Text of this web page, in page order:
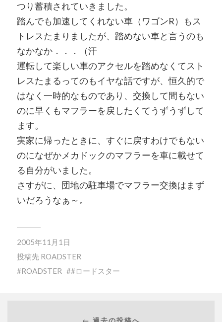
つり蓄積されていきました。
踏んでも加速してくれない車（ワゴンR）もス
トレスたまりましたが、踏めない車と言うのも
なかなか．．．（汗
運転して楽しい車のアクセルを踏めなくてスト
レスたまるってのもイヤな話ですが、恒久的で
はなく一時的なものであり、交換して間もない
のに早くもマフラーを戻したくてうずうずして
ます。
実家に帰ったときに、すぐに戻すわけでもない
のになぜかメカドックのマフラーを車に載せて
る自分がいました。
さすがに、団地の駐車場でマフラー交換はまず
いだろうなぁ～。
2005年11月1日
投稿先 ROADSTER
ROADSTER
#ロードスター
← 過去の投稿へ